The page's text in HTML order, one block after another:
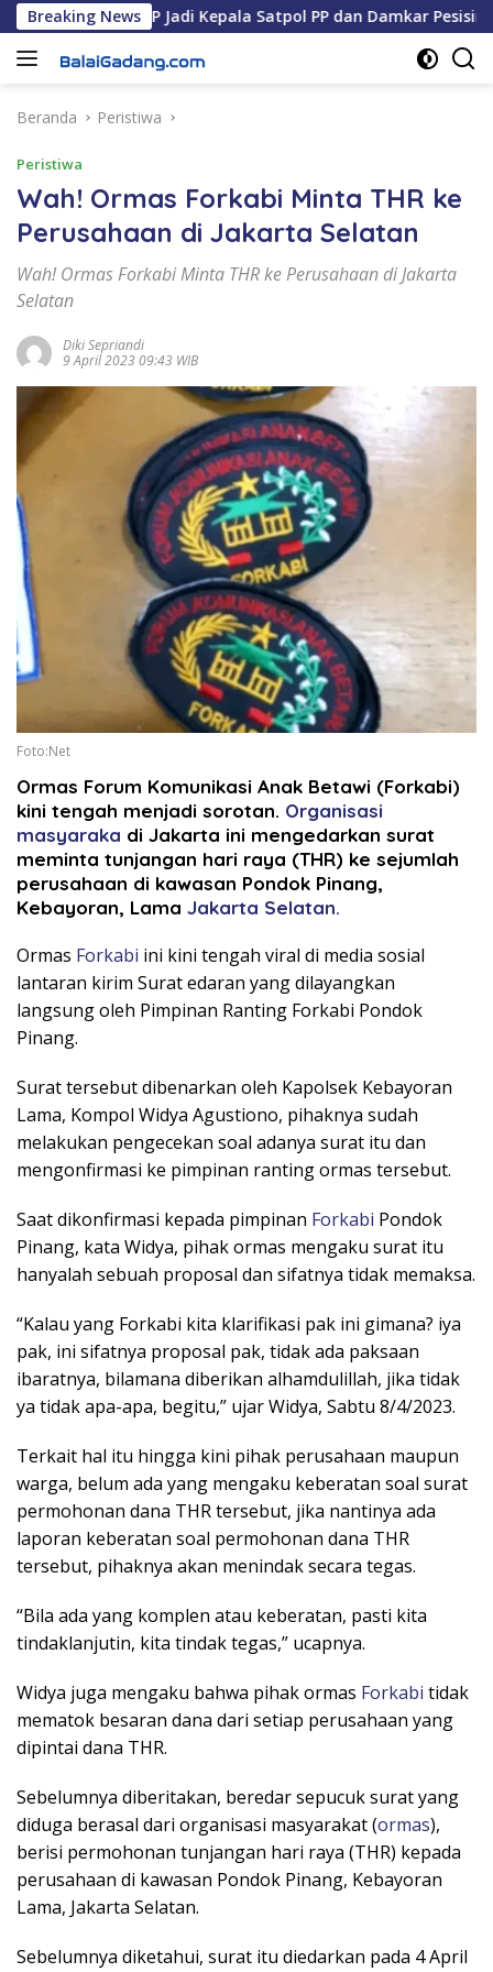
Langsung
ke
konten
Breaking News
S.STP Jadi Kepala Satpol PP dan Damkar Pesisir
Beranda Peristiwa
Peristiwa
Wah! Ormas Forkabi Minta THR ke
Perusahaan di Jakarta Selatan
Wah! Ormas Forkabi Minta THR ke Perusahaan di Jakarta
Selatan
Diki Sepriandi
9 April 2023 09:43 WIB
Foto:Net
Ormas Forum Komunikasi Anak Betawi (Forkabi)
kini tengah menjadi sorotan. Organisasi
masyaraka di Jakarta ini mengedarkan surat
meminta tunjangan hari raya (THR) ke sejumlah
perusahaan di kawasan Pondok Pinang,
Kebayoran, Lama Jakarta Selatan.
Ormas Forkabi ini kini tengah viral di media sosial
lantaran kirim Surat edaran yang dilayangkan
langsung oleh Pimpinan Ranting Forkabi Pondok
Pinang.
Surat tersebut dibenarkan oleh Kapolsek Kebayoran
Lama, Kompol Widya Agustiono, pihaknya sudah
melakukan pengecekan soal adanya surat itu dan
mengonfirmasi ke pimpinan ranting ormas tersebut.
Saat dikonfirmasi kepada pimpinan Forkabi Pondok
Pinang, kata Widya, pihak ormas mengaku surat itu
hanyalah sebuah proposal dan sifatnya tidak memaksa.
“Kalau yang Forkabi kita klarifikasi pak ini gimana? iya
pak, ini sifatnya proposal pak, tidak ada paksaan
ibaratnya, bilamana diberikan alhamdulillah, jika tidak
ya tidak apa-apa, begitu,” ujar Widya, Sabtu 8/4/2023.
Terkait hal itu hingga kini pihak perusahaan maupun
warga, belum ada yang mengaku keberatan soal surat
permohonan dana THR tersebut, jika nantinya ada
laporan keberatan soal permohonan dana THR
tersebut, pihaknya akan menindak secara tegas.
“Bila ada yang komplen atau keberatan, pasti kita
tindaklanjutin, kita tindak tegas,” ucapnya.
Widya juga mengaku bahwa pihak ormas Forkabi tidak
mematok besaran dana dari setiap perusahaan yang
dipintai dana THR.
Sebelumnya diberitakan, beredar sepucuk surat yang
diduga berasal dari organisasi masyarakat (ormas),
berisi permohonan tunjangan hari raya (THR) kepada
perusahaan di kawasan Pondok Pinang, Kebayoran
Lama, Jakarta Selatan.
Sebelumnya diketahui, surat itu diedarkan pada 4 April